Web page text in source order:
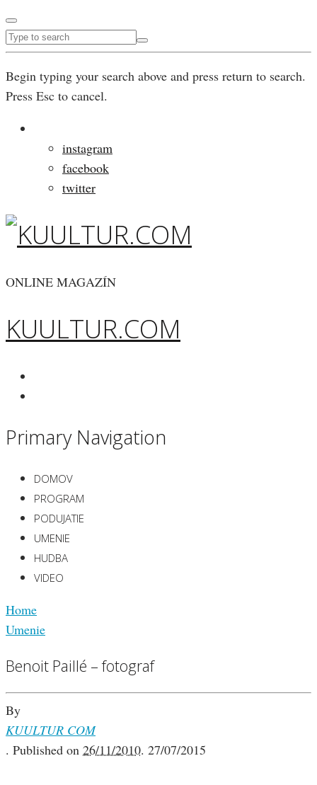
Begin typing your search above and press return to search.
Press Esc to cancel.
instagram
facebook
twitter
ONLINE MAGAZÍN
KUULTUR.COM
Primary Navigation
DOMOV
PROGRAM
PODUJATIE
UMENIE
HUDBA
VIDEO
Home
Umenie
Benoit Paillé – fotograf
By
KUULTUR COM
. Published on 26/11/2010. 27/07/2015